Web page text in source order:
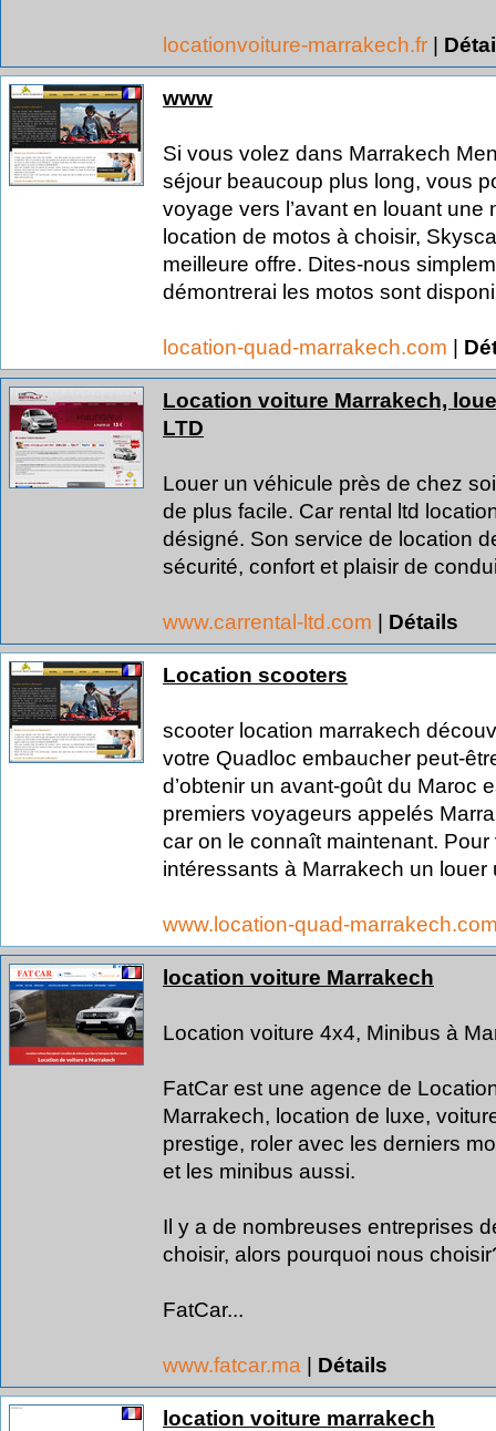
locationvoiture-marrakech.fr |
www
Si vous volez dans Marrakech
séjour beaucoup plus long, vous
voyage vers l’avant en louant
location de motos à choisir,
meilleure offre. Dites-nous
démontrerai les motos sont
location-quad-marrakech.com |
Location voiture Marrakech,
LTD
Louer un véhicule près de chez
de plus facile. Car rental ltd
désigné. Son service de location
sécurité, confort et plaisir de
www.carrental-ltd.com | Détails
Location scooters
scooter location marrakech
votre Quadloc embaucher peut-
d’obtenir un avant-goût du Maroc
premiers voyageurs appelés
car on le connaît maintenant.
intéressants à Marrakech un
www.location-quad-
location voiture Marrakech
Location voiture 4x4, Minibus à
FatCar est une agence de
Marrakech, location de luxe,
prestige, roler avec les derniers
et les minibus aussi.
Il y a de nombreuses entreprises
choisir, alors pourquoi nous
FatCar...
www.fatcar.ma | Détails
location voiture marrakech